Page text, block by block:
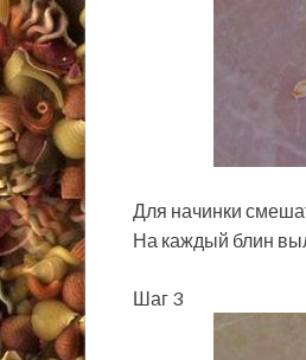
Для начинки
На каждый блин
Шаг 3